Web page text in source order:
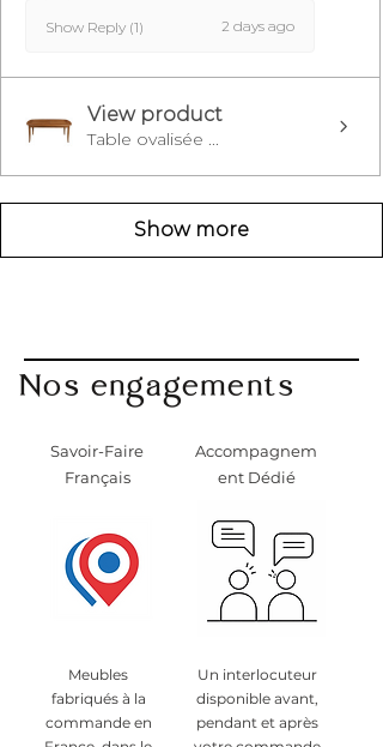
Show Reply (1) 2 days ago
View product
Table ovalisée ...
Show more
Nos engagements
Savoir-Faire
Français
Meubles
fabriqués à la
commande en
Accompagnem
ent Dédié
Un interlocuteur
disponible avant,
pendant et après